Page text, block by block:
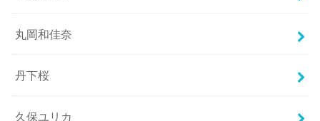
丸岡和佳奈
丹下桜
久保ユリカ